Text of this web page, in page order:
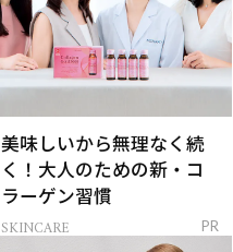
美味しいから無理なく続
く！大人のための新・コ
ラーゲン習慣
SKINCARE PR